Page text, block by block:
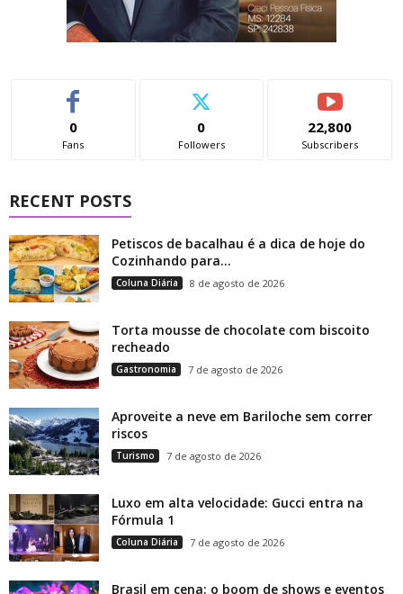
0
Fans
0
Followers
22,800
Subscribers
RECENT POSTS
Petiscos de bacalhau é a dica de hoje do
Cozinhando para...
Coluna Diária 8 de agosto de 2026
Torta mousse de chocolate com biscoito
recheado
Gastronomia 7 de agosto de 2026
Aproveite a neve em Bariloche sem correr
riscos
Turismo 7 de agosto de 2026
Luxo em alta velocidade: Gucci entra na
Fórmula 1
Coluna Diária 7 de agosto de 2026
Brasil em cena: o boom de shows e eventos